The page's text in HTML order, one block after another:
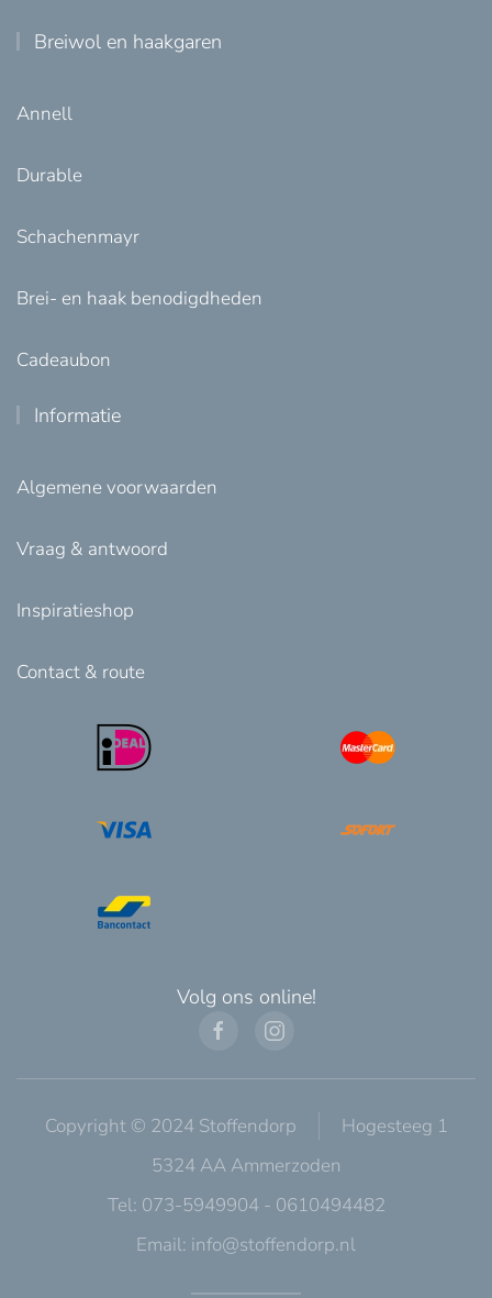
Breiwol en haakgaren
Annell
Durable
Schachenmayr
Brei- en haak benodigdheden
Cadeaubon
Informatie
Algemene voorwaarden
Vraag & antwoord
Inspiratieshop
Contact & route
Volg ons online!
Copyright © 2024 Stoffendorp
Hogesteeg 1
5324 AA Ammerzoden
Tel: 073-5949904 - 0610494482
Email: info@stoffendorp.nl